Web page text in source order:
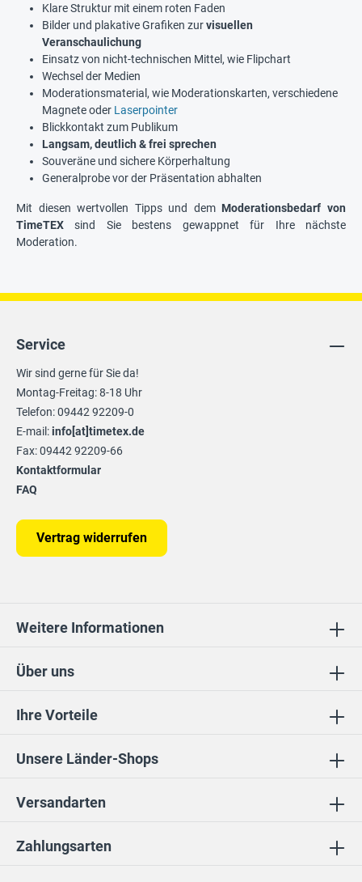
Klare Struktur mit einem roten Faden
Bilder und plakative Grafiken zurvisuellen
Veranschaulichung
Einsatz von nicht-technischen Mittel, wie Flipchart
Wechsel der Medien
Moderationsmaterial, wie Moderationskarten, verschiedene
Magnete oder Laserpointer
Blickkontakt zum Publikum
Langsam, deutlich & frei sprechen
Souveräne und sichere Körperhaltung
Generalprobe vor der Präsentation abhalten
Mit diesen wertvollen Tipps und dem Moderationsbedarf von
TimeTEX sind Sie bestens gewappnet für Ihre nächste
Moderation.
Ihre Vorteile
Unsere Länder-Shops
Über uns
Service
Wir sind gerne für Sie da!
Montag-Freitag: 8-18 Uhr
Telefon: 09442 92209-0
E-mail:info[at]timetex.de
Fax: 09442 92209-66
Kontaktformular
FAQ
Vertrag widerrufen
Weitere Informationen
Zahlungsarten
Versandarten